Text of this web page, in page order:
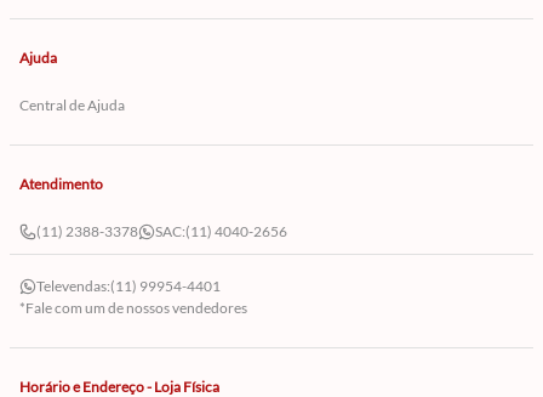
Ajuda
Central de Ajuda
Atendimento
(11) 2388-3378 SAC:(11) 4040-2656
Televendas:(11) 99954-4401
*Fale com um de nossos vendedores
Horário e Endereço - Loja Física